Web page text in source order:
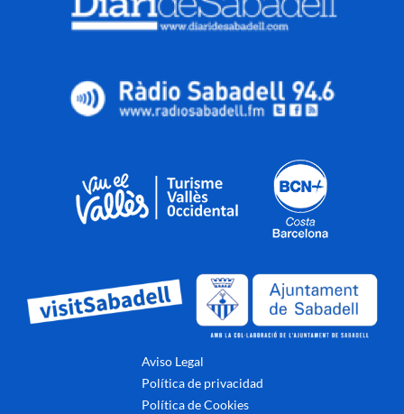
Aviso Legal
Política de privacidad
Política de Cookies